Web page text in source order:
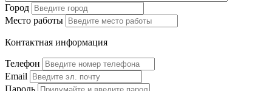
Город
Место работы
Контактная информация
Телефон
Email